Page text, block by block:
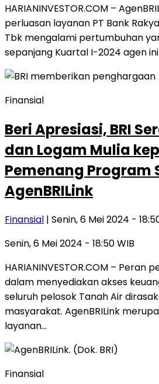
HARIANINVESTOR.COM –
perluasan layanan PT Bank
Tbk mengalami pertumbuhan
sepanjang Kuartal I-2024 agen
Finansial
Beri Apresiasi, BRI
dan Logam Mulia
Pemenang Program
AgenBRILink
Finansial | Senin, 6 Mei 2024 -
Senin, 6 Mei 2024 - 18:50 WIB
HARIANINVESTOR.COM – Peran
dalam menyediakan akses
seluruh pelosok Tanah Air
masyarakat. AgenBRILink
layanan…
Finansial